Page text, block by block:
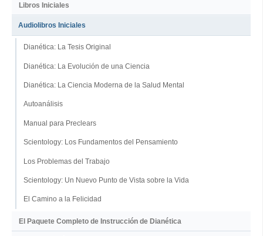
Libros Iniciales
Audiolibros Iniciales
Dianética: La Tesis Original
Dianética: La Evolución de una Ciencia
Dianética: La Ciencia Moderna de la Salud Mental
Autoanálisis
Manual para Preclears
Scientology: Los Fundamentos del Pensamiento
Los Problemas del Trabajo
Scientology: Un Nuevo Punto de Vista sobre la Vida
El Camino a la Felicidad
El Paquete Completo de Instrucción de Dianética